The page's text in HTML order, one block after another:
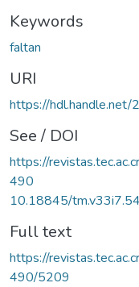
Keywords
faltan
URI
https://
See / DOI
https://
490
10.18845/
Full text
https://
490/5209